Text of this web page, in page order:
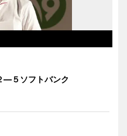
―５ソフトバンク